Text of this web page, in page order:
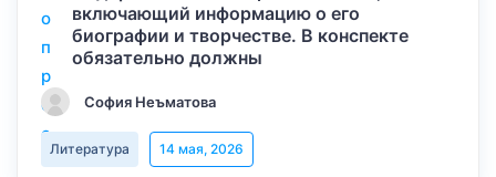
включающий информацию о его
биографии и творчестве. В конспекте
обязательно должны
София Неъматова
Литература 14 мая, 2026